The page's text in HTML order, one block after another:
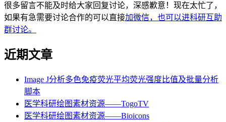
很多留言不能及时给大家回复讨论，深感歉意！现在太忙了，
如果有急需要讨论合作的可以直接加微信，也可以进科研互助
群讨论。
近期文章
Image J分析多色免疫荧光平均荧光强度比值及批量分析
脚本
医学科研绘图素材资源——TogoTV
医学科研绘图素材资源——Bioicons